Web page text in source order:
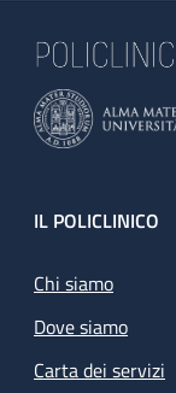
Footer
IL POLICLINICO
Chi siamo
Dove siamo
Carta dei servizi